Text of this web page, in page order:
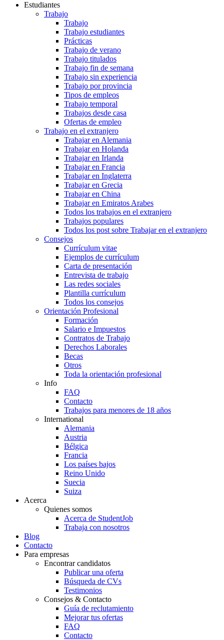
Estudiantes
Trabajo
Trabajo
Trabajo estudiantes
Prácticas
Trabajo de verano
Trabajo titulados
Trabajo fin de semana
Trabajo sin experiencia
Trabajo por provincia
Tipos de empleos
Trabajo temporal
Trabajos desde casa
Ofertas de empleo
Trabajo en el extranjero
Trabajar en Alemania
Trabajar en Holanda
Trabajar en Irlanda
Trabajar en Francia
Trabajar en Inglaterra
Trabajar en Grecia
Trabajar en China
Trabajar en Emiratos Arabes
Todos los trabajos en el extranjero
Trabajos populares
Todos los post sobre Trabajar en el extranjero
Consejos
Currículum vitae
Ejemplos de currículum
Carta de presentación
Entrevista de trabajo
Las redes sociales
Plantilla currículum
Todos los consejos
Orientación Profesional
Formación
Salario e Impuestos
Contratos de Trabajo
Derechos Laborales
Becas
Otros
Toda la orientación profesional
Info
FAQ
Contacto
Trabajos para menores de 18 años
International
Alemania
Austria
Bélgica
Francia
Los países bajos
Reino Unido
Suecia
Suiza
Acerca
Quienes somos
Acerca de StudentJob
Trabaja con nosotros
Blog
Contacto
Para empresas
Encontrar candidatos
Publicar una oferta
Búsqueda de CVs
Testimonios
Consejos & Contacto
Guía de reclutamiento
Mejorar tus ofertas
FAQ
Contacto